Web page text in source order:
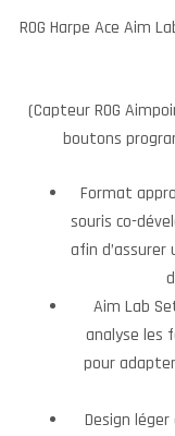
ROG Harpe Ace Aim
(Capteur ROG
boutons
Format
souris co-
afin
Aim Lab
analyse les
pour
Design